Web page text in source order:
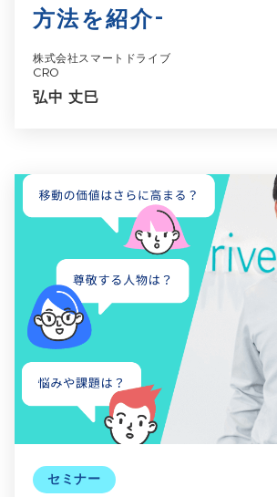
方法を紹介-
株式会社スマートドライブ
CRO
弘中 丈巳
セミナー